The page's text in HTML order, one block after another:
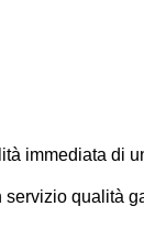
immediata di
servizio qualità